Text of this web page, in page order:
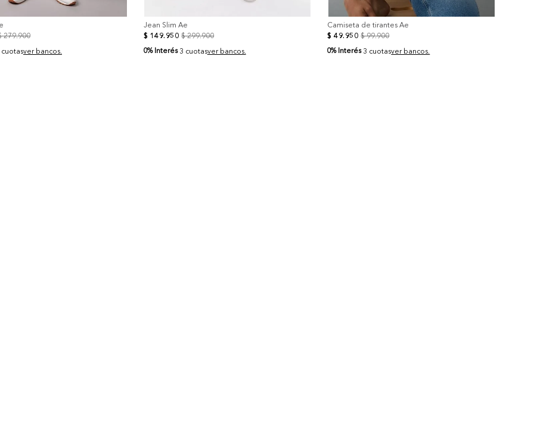
279.900
cuotasver bancos.
Jean Slim Ae
$ 149. 950 $ 299.900
0% Interés 3 cuotasver bancos.
Camiseta de tirantes Ae
$ 49. 950 $ 99.900
0% Interés 3 cuotasver bancos.